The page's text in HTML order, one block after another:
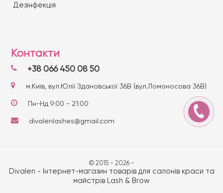
Дезінфекція
Контакти
+38 066 450 08 50
м.Київ, вул.Юлії Здановської 36В (вул.Ломоносова 36В)
Пн-Нд 9:00 - 21:00
divalenlashes@gmail.com
© 2015 - 2026 -
Divalen - Інтернет-магазин товарів для салонів краси та
майстрів Lash & Brow